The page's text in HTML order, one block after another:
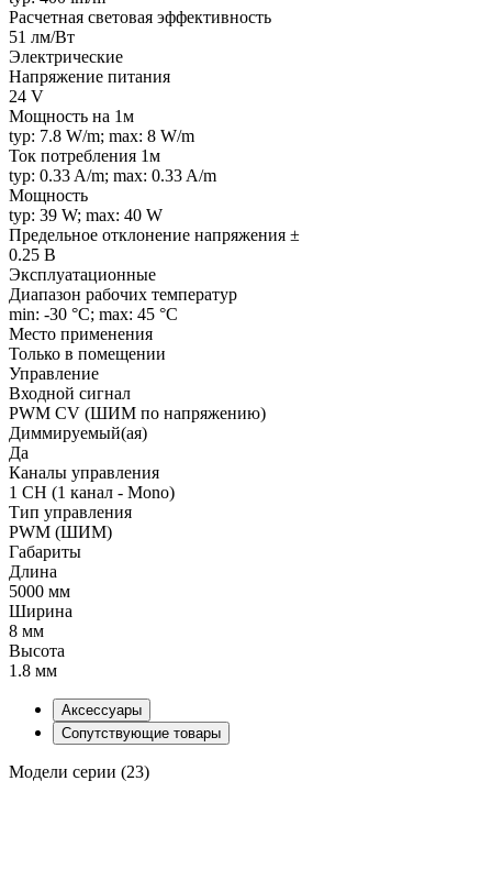
Расчетная световая эффективность
51 лм/Вт
Электрические
Напряжение питания
24 V
Мощность на 1м
typ: 7.8 W/m; max: 8 W/m
Ток потребления 1м
typ: 0.33 A/m; max: 0.33 A/m
Мощность
typ: 39 W; max: 40 W
Предельное отклонение напряжения ±
0.25 В
Эксплуатационные
Диапазон рабочих температур
min: -30 °C; max: 45 °C
Место применения
Только в помещении
Управление
Входной сигнал
PWM СV (ШИМ по напряжению)
Диммируемый(ая)
Да
Каналы управления
1 CH (1 канал - Mono)
Тип управления
PWM (ШИМ)
Габариты
Длина
5000 мм
Ширина
8 мм
Высота
1.8 мм
Аксессуары
Сопутствующие товары
Модели серии (23)